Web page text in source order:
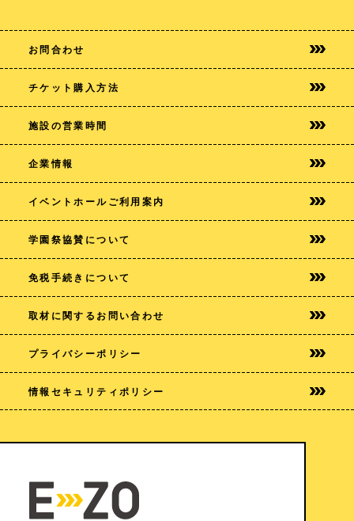
お問合わせ
チケット購入方法
施設の営業時間
企業情報
イベントホールご利用案内
学園祭協賛について
免税手続きについて
取材に関するお問い合わせ
プライバシーポリシー
情報セキュリティポリシー